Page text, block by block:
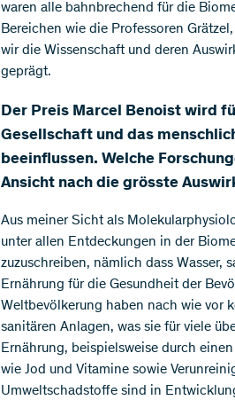
waren alle bahnbrechend für die
Bereichen wie die Professoren
wir die Wissenschaft und deren
geprägt.
Der Preis Marcel Benoist wird
Gesellschaft und das
beeinflussen. Welche
Ansicht nach die grösste
Aus meiner Sicht als
unter allen Entdeckungen in der
zuzuschreiben, nämlich dass Wasser,
Ernährung für die Gesundheit der
Weltbevölkerung haben nach wie vor
sanitären Anlagen, was sie für viele
Ernährung, beispielsweise durch
wie Jod und Vitamine sowie
Umweltschadstoffe sind in